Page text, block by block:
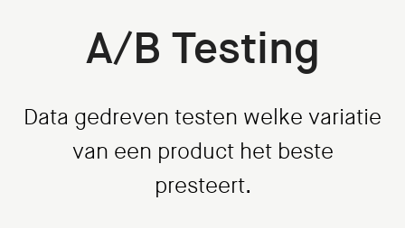
A/B Testing
Data gedreven testen welke variatie
van een product het beste
presteert.